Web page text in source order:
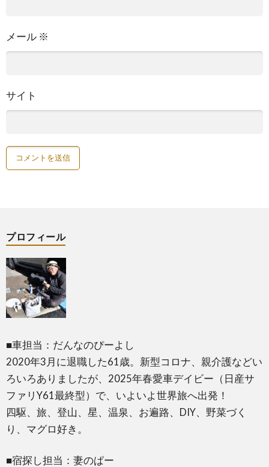
メール ※
サイト
プロフィール
■車担当：だんなのぴーよし
2020年3月に退職した61歳。新型コロナ、親介護などい
ろいろありましたが、2025年春愛車デイビー（日産サ
ファリY61最終型）で、いよいよ世界旅へ出発！
四駆、旅、登山、星、温泉、お遍路、DIY、野菜づく
り、マグロ好き。
■宿探し担当：妻のぱー